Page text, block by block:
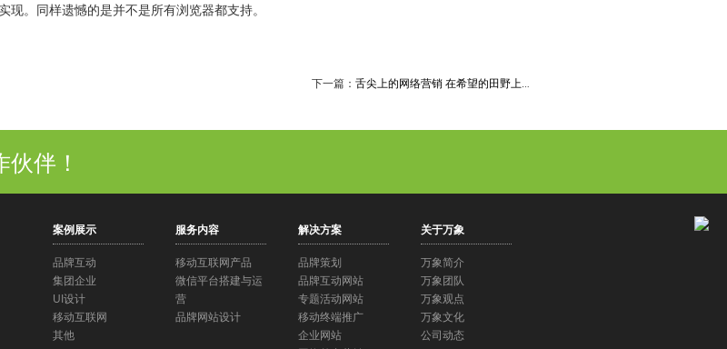
。同样遗憾的是并不是所有浏览器都支持。
下一篇： 舌尖上的网络营销 在希望的田野上…
伴！
案例展示
品牌互动
集团企业
UI设计
移动互联网
其他
服务内容
移动互联网产品
微信平台搭建与运
营
品牌网站设计
解决方案
品牌策划
品牌互动网站
专题活动网站
移动终端推广
企业网站
关于万象
万象简介
万象团队
万象观点
万象文化
公司动态